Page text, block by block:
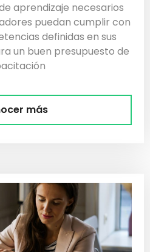
aprendizaje necesarios
puedan cumplir con
definidas en sus
un buen presupuesto de
más